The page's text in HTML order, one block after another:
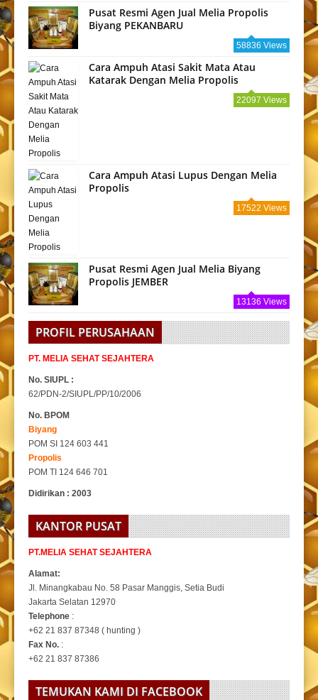
Pusat Resmi Agen Jual Melia Propolis
Biyang PEKANBARU
58836 Views
Cara Ampuh Atasi Sakit Mata Atau
Katarak Dengan Melia Propolis
22097 Views
Cara Ampuh Atasi Lupus Dengan Melia
Propolis
17522 Views
Pusat Resmi Agen Jual Melia Biyang
Propolis JEMBER
13136 Views
PROFIL PERUSAHAAN
PT. MELIA SEHAT SEJAHTERA
No. SIUPL :
62/PDN-2/SIUPL/PP/10/2006
No. BPOM
Biyang
POM SI 124 603 441
Propolis
POM TI 124 646 701
Didirikan : 2003
KANTOR PUSAT
PT.MELIA SEHAT SEJAHTERA
Alamat:
Jl. Minangkabau No. 58 Pasar Manggis, Setia Budi
Jakarta Selatan 12970
Telephone :
+62 21 837 87348 ( hunting )
Fax No. :
+62 21 837 87386
TEMUKAN KAMI DI FACEBOOK